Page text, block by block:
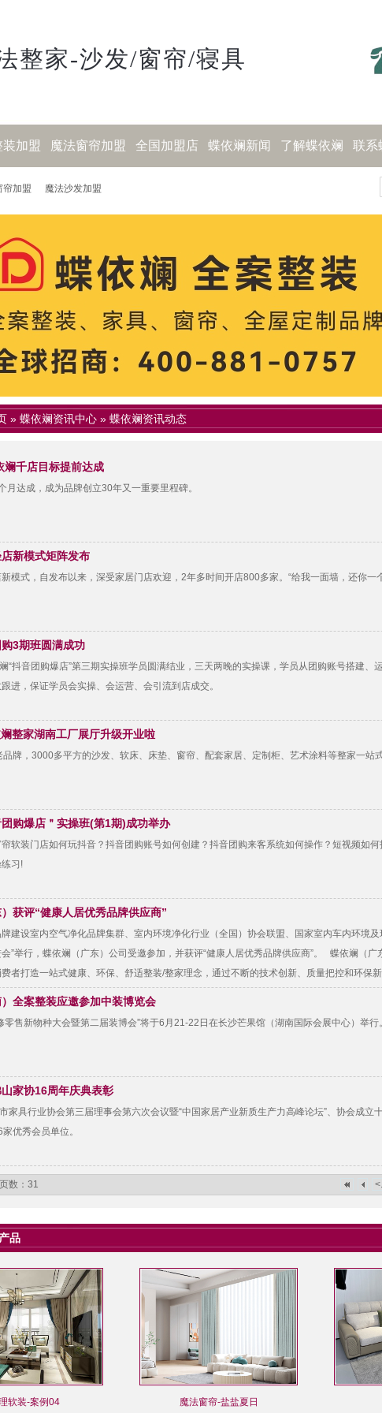
整家-沙发/窗帘/寝具
装加盟 魔法窗帘加盟 全国加盟店 蝶依斓新闻 了解蝶依斓 联系
帘加盟 魔法沙发加盟
» 蝶依斓资讯中心 » 蝶依斓资讯动态
斓千店目标提前达成
月达成，成为品牌创立30年又一重要里程碑。
新模式矩阵发布
模式，自发布以来，深受家居门店欢迎，2年多时间开店800多家。“给我一面墙，还你
3期班圆满成功
“抖音团购爆店”第三期实操班学员圆满结业，三天两晚的实操课，学员从团购账号搭建
进，保证学员会实操、会运营、会引流到店成交。
整家湖南工厂展厅升级开业啦
牌，3000多平方的沙发、软床、床垫、窗帘、配套家居、定制柜、艺术涂料等整家一站
购爆店＂实操班(第1期)成功举办
软装门店如何玩抖音？抖音团购账号如何创建？抖音团购来客系统如何操作？短视频如
习!
获评“健康人居优秀品牌供应商”
建设室内空气净化品牌集群、室内环境净化行业（全国）协会联盟、国家室内车内环境
”举行，蝶依斓（广东）公司受邀参加，并获评“健康人居优秀品牌供应商”。 蝶依斓（
者打造一站式健康、环保、舒适整装/整家理念，通过不断的技术创新、质量把控和环保新
全案整装应邀参加中装博览会
零售新物种大会暨第二届装博会”将于6月21-22日在长沙芒果馆（湖南国际会展中心）举行
家协16周年庆典表彰
家具行业协会第三届理事会第六次会议暨“中国家居产业新质生产力高峰论坛”、协会成
优秀会员单位。
数：31
品
软装-案例04 魔法窗帘-盐盐夏日